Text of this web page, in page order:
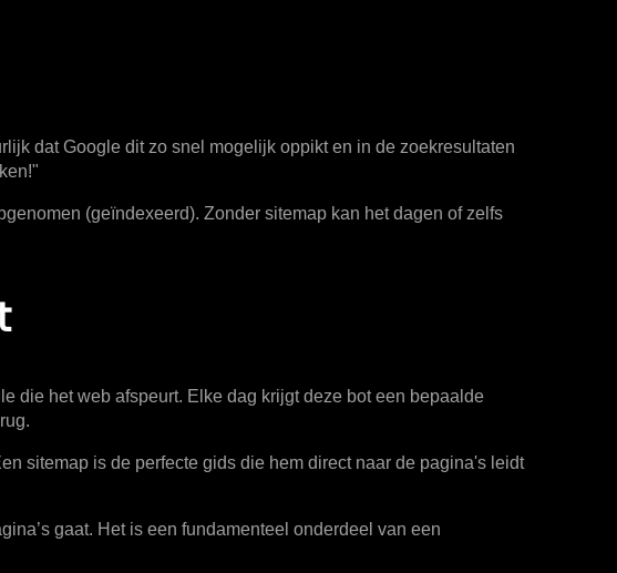
dat Google dit zo snel mogelijk oppikt en in de zoekresultaten
(geïndexeerd). Zonder sitemap kan het dagen of zelfs
die het web afspeurt. Elke dag krijgt deze bot een bepaalde
sitemap is de perfecte gids die hem direct naar de pagina's leidt
gaat. Het is een fundamenteel onderdeel van een